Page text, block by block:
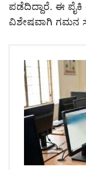
ಪಡೆದಿದ್ದಾರೆ. ಈ
ವಿಶೇಷವಾಗಿ ಗಮನ